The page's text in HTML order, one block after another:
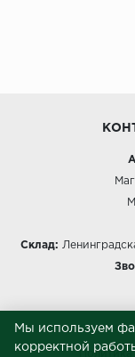
Склад:
Политика
Мы используем
корректной